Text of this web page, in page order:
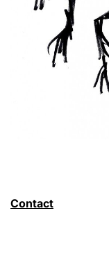
Contact